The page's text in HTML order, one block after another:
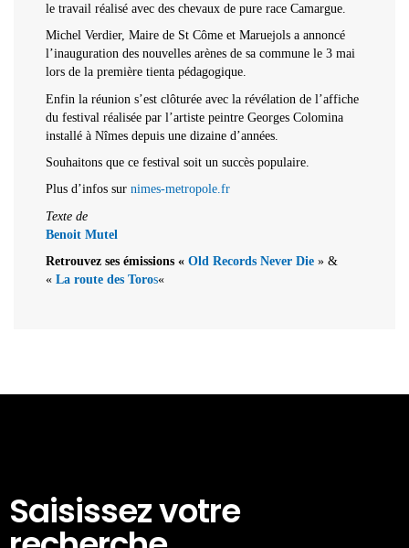
le travail réalisé avec des chevaux de pure race Camargue.
Michel Verdier, Maire de St Côme et Maruejols a annoncé
l’inauguration des nouvelles arènes de sa commune le 3 mai
lors de la première tienta pédagogique.
Enfin la réunion s’est clôturée avec la révélation de l’affiche
du festival réalisée par l’artiste peintre Georges Colomina
installé à Nîmes depuis une dizaine d’années.
Souhaitons que ce festival soit un succès populaire.
Plus d’infos sur nimes-metropole.fr
Texte de
Benoit Mutel
Retrouvez ses émissions « Old Records Never Die » &
« La route des Toros«
Saisissez votre